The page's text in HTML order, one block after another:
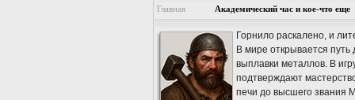
Главная Академический час и кое-что еще
Горнило раскалено, и
В мире открывается путь
выплавки металлов. В
подтверждают
печи до высшего звания